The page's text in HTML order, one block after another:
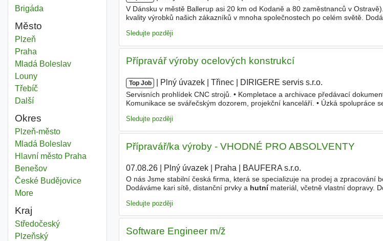
Brigáda
Město
Hutní výroby
Plzeň
Hutní výroby
Praha
Hutní výroby
Mladá Boleslav
Hutní výroby
Louny
Hutní výroby
Třebíč
Dalšíměsta
Okres
Hutní výroby
Plzeň-městoOkres
Hutní výroby
Mladá BoleslavOkres
Hutní výroby
Hlavní město Praha
Hutní výroby
BenešovOkres
Hutní výroby
České BudějoviceOkres
Moredistricts
Kraj
Hutní výroby
StředočeskýKraj
Hutní výroby
PlzeňskýKraj
V Dánsku v městě Ballerup asi 20 km od Kodaně a 80 zaměstnanců v
kvality výrobků našich zákazníků v mnoha společnostech po celém světě.
Sledujte později
Přípravář výroby ocelových konstrukcí
Top Job Plný úvazek Třinec DIRIGERE servis s.r.o.
Servisních prohlídek CNC strojů. • Kompletace a archivace předávací
Komunikace se svářečským dozorem, projekční kanceláří. • Úzká spolupráce
Sledujte později
Přípravář/ka výroby - VHODNÉ PRO ABSOLVENTY
07.08.26| Plný úvazek| Praha BAUFERA s.r.o.
O nás Jsme stabilní česká firma, která se specializuje na prodej a zpracování
Dodáváme kari sítě, distanční prvky a hutnímateriál, včetně vlastní dopravy.
Sledujte později
Software Engineer m/ž